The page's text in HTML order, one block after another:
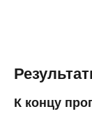
К концу